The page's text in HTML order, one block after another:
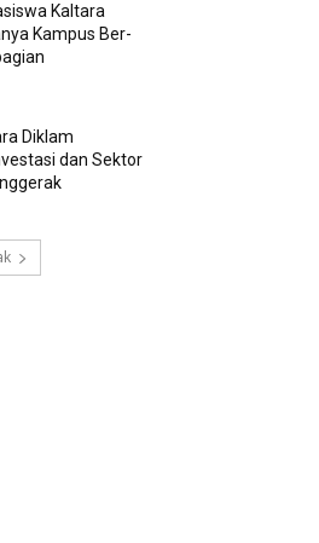
Kaltara
Kampus Ber-
Diklam
dan Sektor